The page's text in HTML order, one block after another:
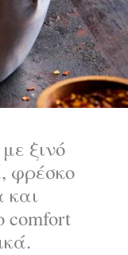
ξινό
φρέσκο
και
comfort